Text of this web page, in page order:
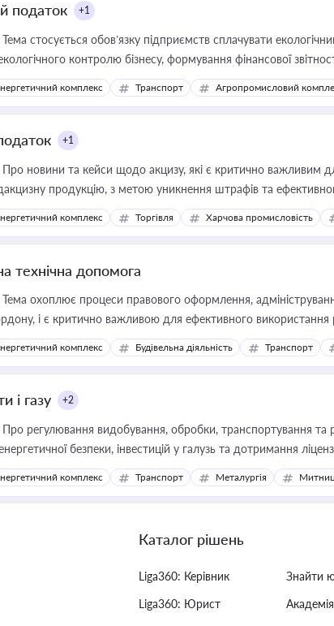
податок +1
Тема стосується обов’язку підприємств сплачувати
контролю бізнесу, формування фінансової
комплекс Транспорт Агропромисловий
+1
Про новини та кейси щодо акцизу, які є критично важливим
продукцію, з метою уникнення штрафів та
комплекс Торгівля Харчова промисловість
технічна допомога
Тема охоплює процеси правового оформлення,
і є критично важливою для ефективного використання
проєктів
комплекс Будівельна діяльність Транспорт
і газу +2
Про регулювання видобування, обробки, транспортування та
безпеки, інвестицій у галузь та дотримання
комплекс Транспорт Металургія
Каталог рішень
Liga360: Керівник
Liga360: Юрист
Знайти